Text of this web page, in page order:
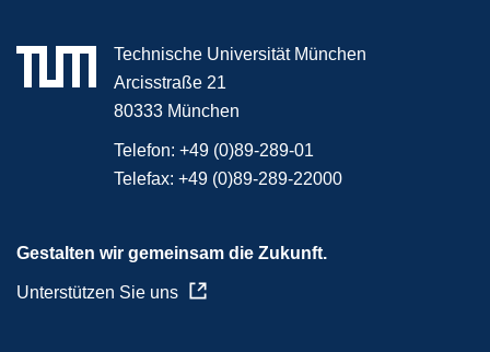
Technische Universität München
Arcisstraße 21
80333 München
Telefon: +49 (0)89-289-01
Telefax: +49 (0)89-289-22000
Gestalten wir gemeinsam die Zukunft.
Unterstützen Sie uns